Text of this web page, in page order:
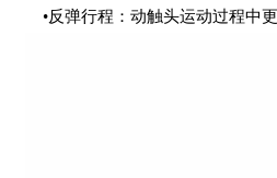
•反弹行程：动触头运动过程中